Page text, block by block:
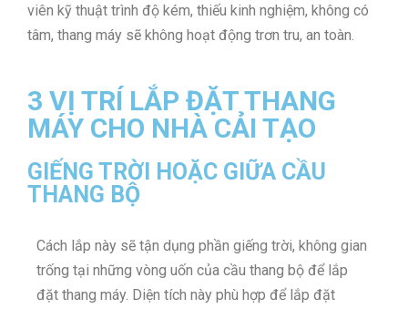
viên kỹ thuật trình độ kém, thiếu kinh nghiệm, không có
tâm, thang máy sẽ không hoạt động trơn tru, an toàn.
3 VỊ TRÍ LẮP ĐẶT THANG
MÁY CHO NHÀ CẢI TẠO
GIẾNG TRỜI HOẶC GIỮA CẦU
THANG BỘ
Cách lắp này sẽ tận dụng phần giếng trời, không gian
trống tại những vòng uốn của cầu thang bộ để lắp
đặt thang máy. Diện tích này phù hợp để lắp đặt